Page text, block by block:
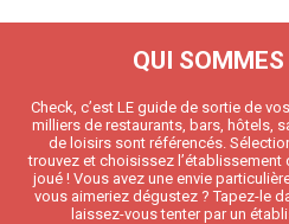
QUI SOMMES
Check, c’est LE guide de sortie de
milliers de restaurants, bars, hôtels,
de loisirs sont référencés.
trouvez et choisissez l’établissement
joué ! Vous avez une envie
vous aimeriez dégustez ? Tapez-le
laissez-vous tenter par un